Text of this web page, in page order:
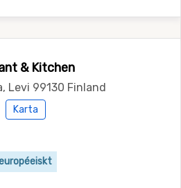
& Kitchen
Levi 99130 Finland
Karta